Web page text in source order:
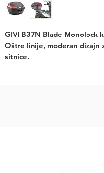
GIVI B37N Blade Monolock
Oštre linije, moderan dizajn
sitnice.